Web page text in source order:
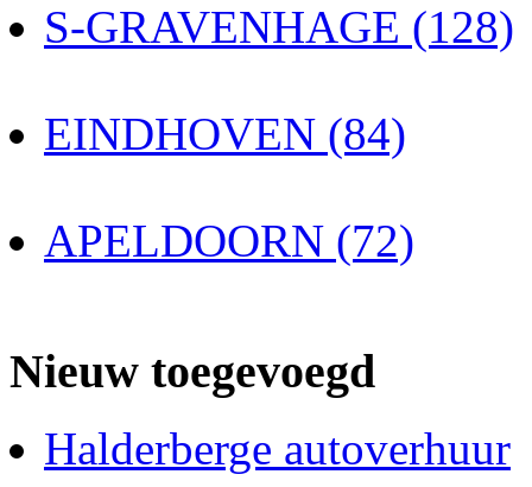
S-GRAVENHAGE (128)
EINDHOVEN (84)
APELDOORN (72)
Nieuw toegevoegd
Halderberge autoverhuur